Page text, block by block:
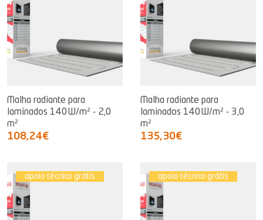
Malha radiante para
laminados 140W/m² - 2,0
m²
108,24€
Malha radiante para
laminados 140W/m² - 3,0
m²
135,30€
apoio técnico grátis apoio técnico grátis